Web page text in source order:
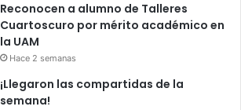
Reconocen a alumno de Talleres
Cuartoscuro por mérito académico en
la UAM
Hace 2 semanas
¡Llegaron las compartidas de la
semana!